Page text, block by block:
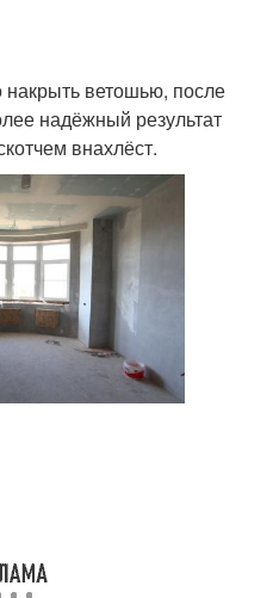
ветошью, после
надёжный результат
внахлёст.